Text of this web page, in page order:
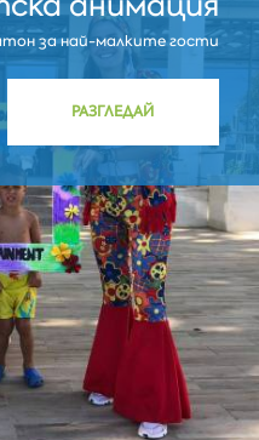
за най-малките гости
РАЗГЛЕДАЙ